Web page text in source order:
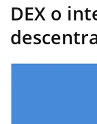
DEX o